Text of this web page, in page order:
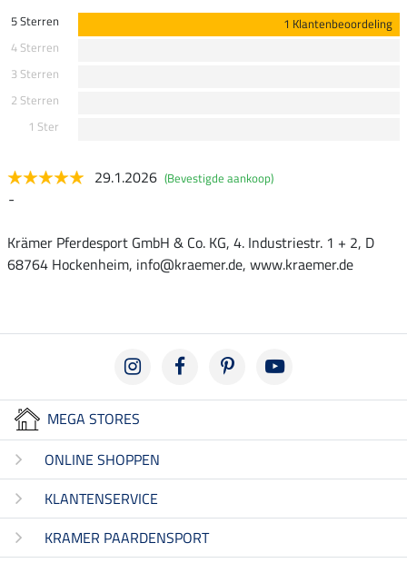
5 Sterren
1 Klantenbeoordeling
4 Sterren
3 Sterren
2 Sterren
1 Ster
29.1.2026 (Bevestigde aankoop)
-
Krämer Pferdesport GmbH & Co. KG, 4. Industriestr. 1 + 2, D
68764 Hockenheim, info@kraemer.de, www.kraemer.de
MEGA STORES
ONLINE SHOPPEN
KLANTENSERVICE
KRAMER PAARDENSPORT